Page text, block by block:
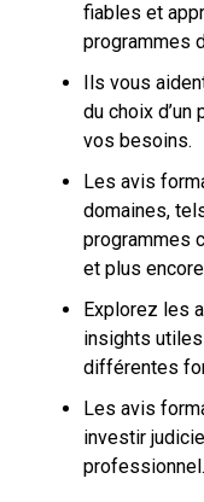
fiables et
programmes
Ils vous
du choix
vos besoins.
Les avis
domaines,
programmes
et plus
Explorez les
insights
différentes
Les avis
investir
professionnel.